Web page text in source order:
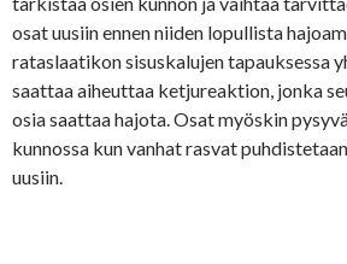
osat uusiin ennen niiden lopullista
rataslaatikon sisuskalujen tapauksessa
saattaa aiheuttaa ketjureaktion, jonka
osia saattaa hajota. Osat myöskin
kunnossa kun vanhat rasvat
uusiin.